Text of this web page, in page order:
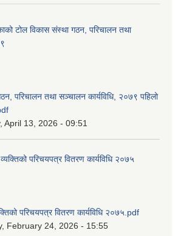
टोल विकास संस्था गठन, परिचालन तथा
परिचालन तथा सञ्चालन कार्यविधि, २०७९ पहिलो
April 13, 2026 - 09:51
परिचयपत्र वितरण कार्यविधि २०७५
परिचयपत्र वितरण कार्यविधि २०७५.pdf
February 24, 2026 - 15:55